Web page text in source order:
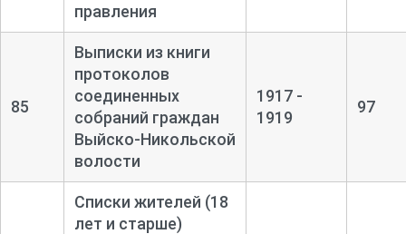
правления
85
Выписки из книги
протоколов
соединенных
собраний граждан
Выйско-Никольской
волости
1917 -
1919
97
Списки жителей (18
лет и старше)